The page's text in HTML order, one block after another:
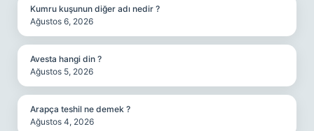
Kumru kuşunun diğer adı nedir ?
Ağustos 6, 2026
Avesta hangi din ?
Ağustos 5, 2026
Arapça teshil ne demek ?
Ağustos 4, 2026